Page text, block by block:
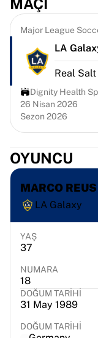
Virtus Bologna
Tüm basketbolu
Öne çıkan NBA
Charlotte Hornets
Chicago Bulls
Portland Trail Blazers
LA Clippers
Tüm NBA'i görüntüle
Öne çıkan Avrupa
Fenerbahçe Beko
Slovenya
Virtus Bologna
Guerri Napoli
Bisiklet
Team Visma | Lease a
Netcompany INEOS
EF Education
Team Jayco AlUla
Tüm bisikleti görüntüle
MAÇI
Major League
LA
Real
Dignity Health
26 Nisan 2026
Sezon 2026
OYUNCU
MARCO REUS
LA Galaxy
YAŞ
37
NUMARA
18
DOĞUM TARIHI
31 May 1989
DOĞUM TARIHI